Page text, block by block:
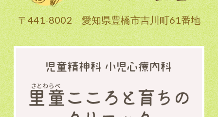
〒441-8002 愛知県豊橋市吉川町61番地